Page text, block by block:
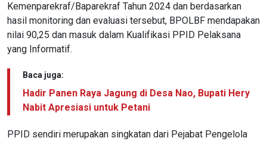
Kemenparekraf/Baparekraf Tahun 2024 dan berdasarkan
hasil monitoring dan evaluasi tersebut, BPOLBF mendapakan
nilai 90,25 dan masuk dalam Kualifikasi PPID Pelaksana
yang Informatif.
Baca juga:
Hadir Panen Raya Jagung di Desa Nao, Bupati Hery
Nabit Apresiasi untuk Petani
PPID sendiri merupakan singkatan dari Pejabat Pengelola